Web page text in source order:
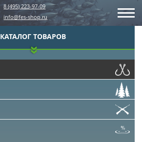
8 (495) 223-97-09
info@fes-shop.ru
КАТАЛОГ ТОВАРОВ